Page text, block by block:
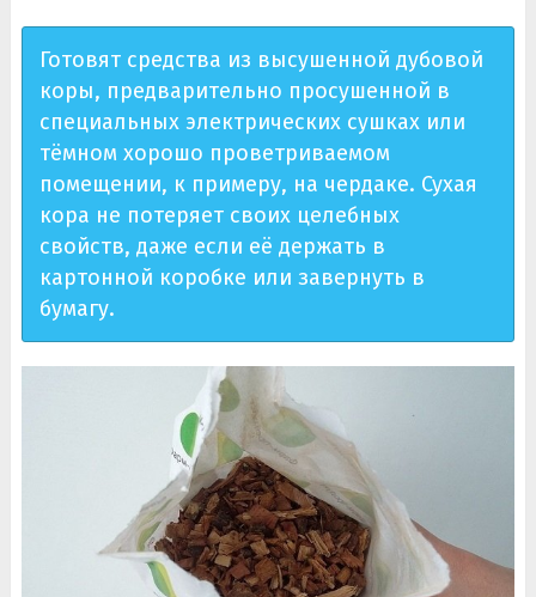
Готовят средства из высушенной дубовой
коры, предварительно просушенной в
специальных электрических сушках или
тёмном хорошо проветриваемом
помещении, к примеру, на чердаке. Сухая
кора не потеряет своих целебных
свойств, даже если её держать в
картонной коробке или завернуть в
бумагу.